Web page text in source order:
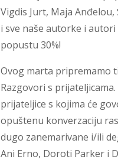
Vigdis Jurt, Maja
i sve naše autorke i
popustu 30%!
Ovog marta pripremamo
Razgovori s
prijateljice s kojima će
opuštenu konverzaciju
dugo zanemarivane i/ili
Ani Erno, Doroti Parker i